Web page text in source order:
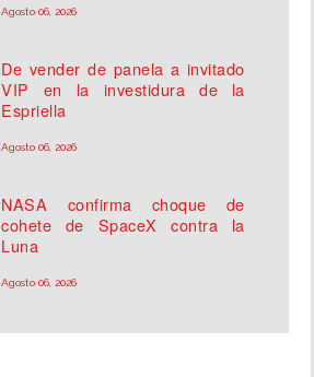
Agosto 06, 2026
De vender de panela a invitado
VIP en la investidura de la
Espriella
Agosto 06, 2026
NASA confirma choque de
cohete de SpaceX contra la
Luna
Agosto 06, 2026